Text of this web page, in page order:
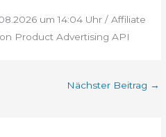
um 14:04 Uhr / Affiliate
Product Advertising API
Nächster Beitrag →